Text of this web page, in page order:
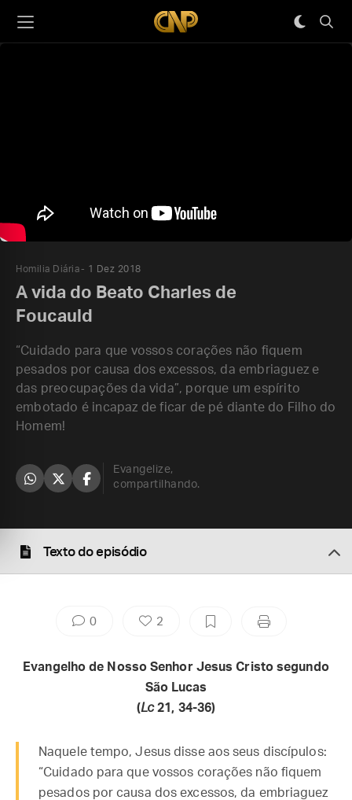
Homilia Diária 1 Dez 2018
A vida do Beato Charles de
Foucauld
“Cuidado para que vossos corações não fiquem
pesados por causa dos excessos, da embriaguez e
das preocupações da vida”, porque um espírito
embotado é incapaz de ficar de pé diante do Filho do
Homem!
Evangelize,
compartilhando.
Texto do episódio
0 2
Evangelho de Nosso Senhor Jesus Cristo segundo
São Lucas
(Lc21, 34-36)
Naquele tempo, Jesus disse aos seus discípulos:
“Cuidado para que vossos corações não fiquem
pesados por causa dos excessos, da embriaguez